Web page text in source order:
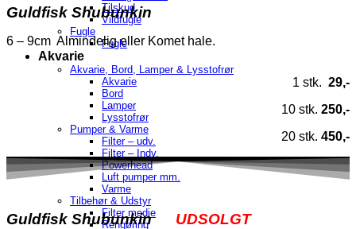
Tilskud
Vildfugle
Fugle
Fugle
Akvarie
Akvarie, Bord, Lamper & Lysstofrør
Akvarie
Bord
Lamper
Lysstofrør
Pumper & Varme
Filter – udv.
Filter – Indv.
Powerhead
Luft pumper mm.
Varme
Tilbehør & Udstyr
Filter medie
Rengøring
Guldfisk Shubunkin
6 – 9cm Almindelig eller Komet hale.
1 stk. 29,-
10 stk. 250,-
20 stk. 450,-
Guldfisk Shubunkin UDSOLGT